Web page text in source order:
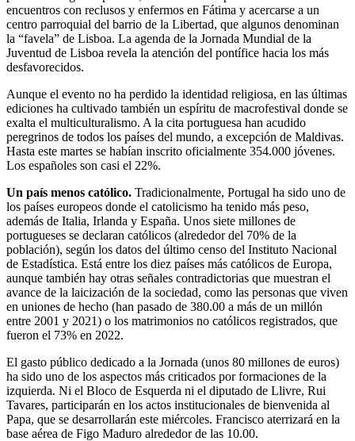
encuentros con reclusos y enfermos en Fátima y acercarse a un
centro parroquial del barrio de la Libertad, que algunos denominan
la “favela” de Lisboa. La agenda de la Jornada Mundial de la
Juventud de Lisboa revela la atención del pontífice hacia los más
desfavorecidos.
Aunque el evento no ha perdido la identidad religiosa, en las últimas
ediciones ha cultivado también un espíritu de macrofestival donde se
exalta el multiculturalismo. A la cita portuguesa han acudido
peregrinos de todos los países del mundo, a excepción de Maldivas.
Hasta este martes se habían inscrito oficialmente 354.000 jóvenes.
Los españoles son casi el 22%.
Un país menos católico. Tradicionalmente, Portugal ha sido uno de
los países europeos donde el catolicismo ha tenido más peso,
además de Italia, Irlanda y España. Unos siete millones de
portugueses se declaran católicos (alrededor del 70% de la
población), según los datos del último censo del Instituto Nacional
de Estadística. Está entre los diez países más católicos de Europa,
aunque también hay otras señales contradictorias que muestran el
avance de la laicización de la sociedad, como las personas que viven
en uniones de hecho (han pasado de 380.00 a más de un millón
entre 2001 y 2021) o los matrimonios no católicos registrados, que
fueron el 73% en 2022.
El gasto público dedicado a la Jornada (unos 80 millones de euros)
ha sido uno de los aspectos más criticados por formaciones de la
izquierda. Ni el Bloco de Esquerda ni el diputado de Llivre, Rui
Tavares, participarán en los actos institucionales de bienvenida al
Papa, que se desarrollarán este miércoles. Francisco aterrizará en la
base aérea de Figo Maduro alrededor de las 10.00.